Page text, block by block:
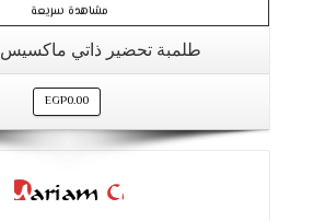
مشاهدة سريعة
طلمبة تحضير ذاتي ماكسيس 2 حصان
EGP0.00